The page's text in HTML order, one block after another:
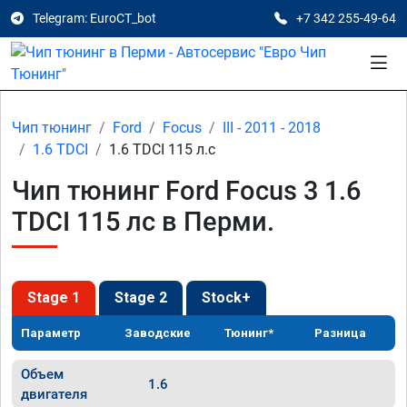
Telegram: EuroCT_bot +7 342 255-49-64
Чип тюнинг Ford Focus
III - 2011 - 2018
1.6 TDCI
1.6 TDCI 115 л.с
Чип тюнинг Ford Focus 3 1.6
TDCI 115 лс в Перми.
Stage 1 Stage 2 Stock+
Параметр Заводские Тюнинг* Разница
Объем
двигателя
1.6